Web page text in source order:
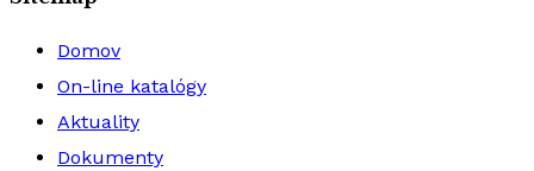
Domov
On-line katalógy
Aktuality
Dokumenty